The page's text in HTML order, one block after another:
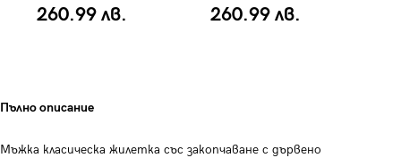
260.99 лв.
260.99 лв.
Пълно описание
Мъжка класическа жилетка със закопчаване с дървено